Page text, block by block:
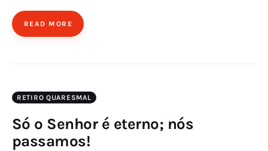
READ MORE
RETIRO QUARESMAL
Só o Senhor é eterno; nós
passamos!